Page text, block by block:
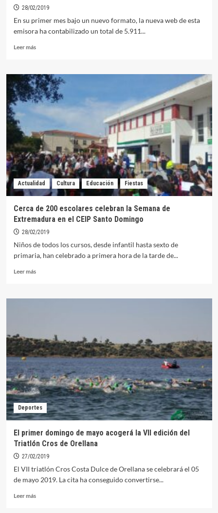
28/02/2019
En su primer mes bajo un nuevo formato, la nueva web de esta
emisora ha contabilizado un total de 5.911...
Leer másLeer
La
nueva
web
de
Dulce
Radio
supera
las
5.000
visitas
en
su
primer
de
funcionamiento
Actualidad Cultura Educación Fiestas
Cerca de 200 escolares celebran la Semana de
Extremadura en el CEIP Santo Domingo
28/02/2019
Niños de todos los cursos, desde infantil hasta sexto de
primaria, han celebrado a primera hora de la tarde de...
Leer másLeer
Cerca
celebran
la
Semana
de
Extremadura
en
el
CEIP
Santo
Domingo
Deportes
El primer domingo de mayo acogerá la VII edición del
Triatlón Cros de Orellana
27/02/2019
El VII triatlón Cros Costa Dulce de Orellana se celebrará el 05
de mayo 2019. La cita ha conseguido convertirse...
Leer másLeer